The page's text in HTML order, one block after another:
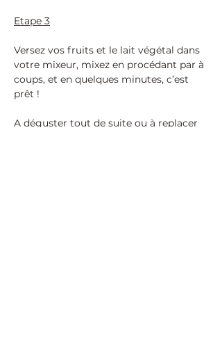
Etape 3
Versez vos fruits et le lait végétal dans
votre mixeur, mixez en procédant par à
coups, et en quelques minutes, c’est
prêt !
A déguster tout de suite ou à replacer